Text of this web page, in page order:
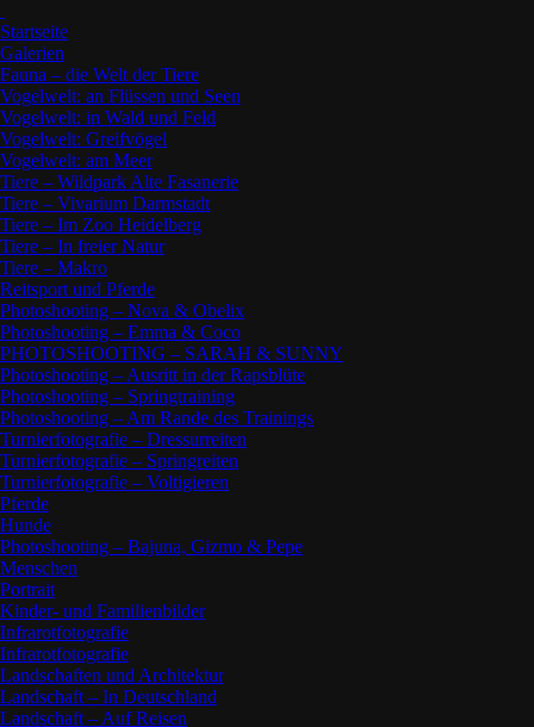
Startseite
Galerien
Fauna – die Welt der Tiere
Vogelwelt: an Flüssen und Seen
Vogelwelt: in Wald und Feld
Vogelwelt: Greifvögel
Vogelwelt: am Meer
Tiere – Wildpark Alte Fasanerie
Tiere – Vivarium Darmstadt
Tiere – Im Zoo Heidelberg
Tiere – In freier Natur
Tiere – Makro
Reitsport und Pferde
Photoshooting – Nova & Obelix
Photoshooting – Emma & Coco
PHOTOSHOOTING – SARAH & SUNNY
Photoshooting – Ausritt in der Rapsblüte
Photoshooting – Springtraining
Photoshooting – Am Rande des Trainings
Turnierfotografie – Dressurreiten
Turnierfotografie – Springreiten
Turnierfotografie – Voltigieren
Pferde
Hunde
Photoshooting – Bajuna, Gizmo & Pepe
Menschen
Portrait
Kinder- und Familienbilder
Infrarotfotografie
Infrarotfotografie
Landschaften und Architektur
Landschaft – In Deutschland
Landschaft – Auf Reisen